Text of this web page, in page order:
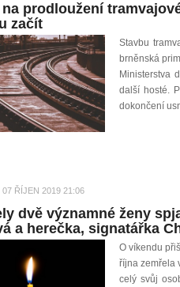
na prodloužení
začít
Stavbu
brněnská
Ministerstva
další hosté.
dokončení
07 ŘÍJEN 2019 21:06
dvě významné ženy
a herečka, signatářka
O víkendu
října zemřela
celý svůj